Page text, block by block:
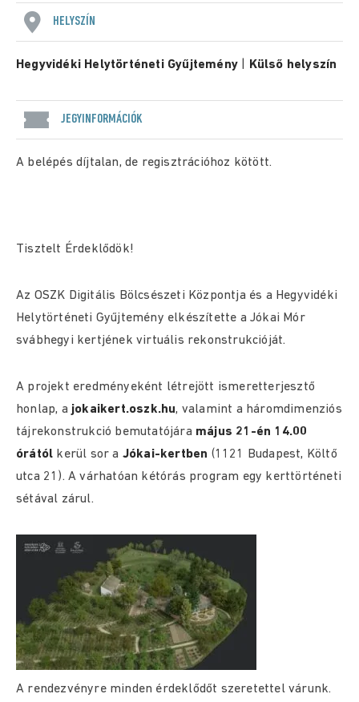
HELYSZÍN
Hegyvidéki Helytörténeti Gyűjtemény Külső helyszín
JEGYINFORMÁCIÓK
A belépés díjtalan, de regisztrációhoz kötött.
Tisztelt Érdeklődök!
Az OSZK Digitális Bölcsészeti Központja és a Hegyvidéki
Helytörténeti Gyűjtemény elkészítette a Jókai Mór
svábhegyi kertjének virtuális rekonstrukcióját.
A projekt eredményeként létrejött ismeretterjesztő
honlap, a jokaikert.oszk.hu, valamint a háromdimenziós
tájrekonstrukció bemutatójára május 21-én 14.00
órától kerül sor a Jókai-kertben (1121 Budapest, Költő
utca 21). A várhatóan kétórás program egy kerttörténeti
sétával zárul.
A rendezvényre minden érdeklődőt szeretettel várunk.